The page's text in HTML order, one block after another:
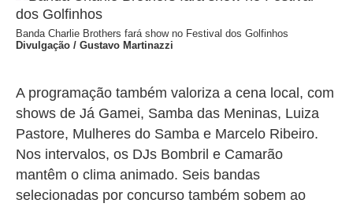
Banda Charlie Brothers fará show no Festival dos Golfinhos
Divulgação / Gustavo Martinazzi
A programação também valoriza a cena local, com
shows de Já Gamei, Samba das Meninas, Luiza
Pastore, Mulheres do Samba e Marcelo Ribeiro.
Nos intervalos, os DJs Bombril e Camarão
mantêm o clima animado. Seis bandas
selecionadas por concurso também sobem ao